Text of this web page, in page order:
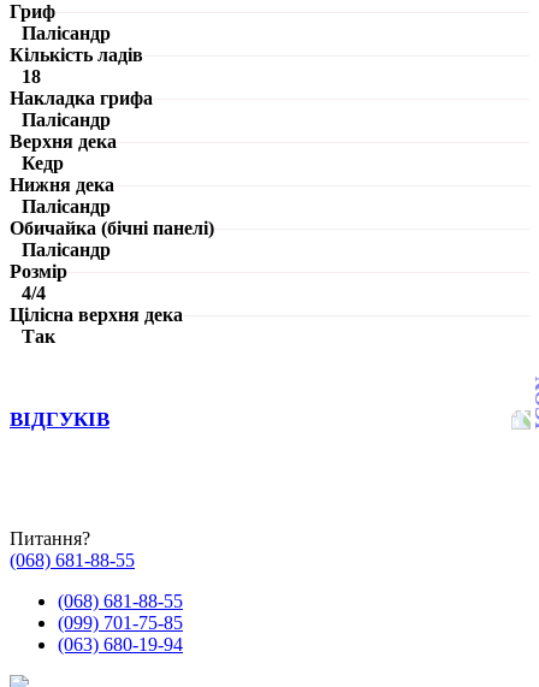
Гриф
Палісандр
Кількість ладів
18
Накладка грифа
Палісандр
Верхня дека
Кедр
Нижня дека
Палісандр
Обичайка (бічні панелі)
Палісандр
Розмір
4/4
Цілісна верхня дека
Так
ВІДГУКІВ
Питання?
(068) 681-88-55
(068) 681-88-55
(099) 701-75-85
(063) 680-19-94